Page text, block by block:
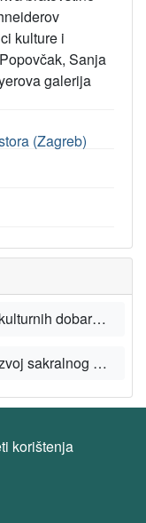
kulture i
Sanja
galerija
(Zagreb)
Crkva sv. Duha [Split], u: Registar kulturnih dobara Republike Hrvatske [Portal], Ministarstvo kulture i medija Republike Hrvatske, 2025.
Piplović, Stanko. »Arhitektonski razvoj sakralnog sklopa sv. Duha u Splitu«, u: Prostor: znanstveni časopis za arhitekturu i urbanizam 19, 1/41 (2011.), str. 19-29.
korištenja